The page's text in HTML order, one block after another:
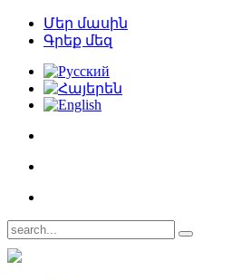
Մեր մասին
Գրեք մեզ